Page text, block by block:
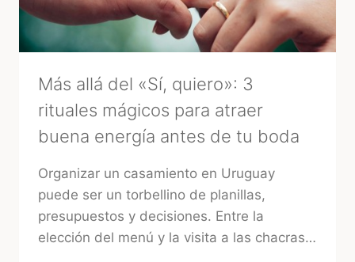
EXPERTA
–
MARA
Más allá del «Sí, quiero»: 3
rituales mágicos para atraer
buena energía antes de tu boda
Organizar un casamiento en Uruguay
puede ser un torbellino de planillas,
presupuestos y decisiones. Entre la
elección del menú y la visita a las chacras…